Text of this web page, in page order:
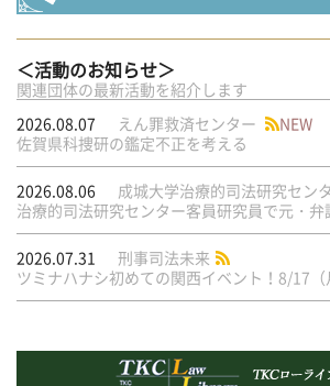
＜活動のお知らせ＞
関連団体の最新活動を紹介します
2026.08.07
えん罪救済センター
NEW
佐賀県科捜研の鑑定不正を考える
2026.08.06 成城大学治療的司法研究セン
2026.07.31
刑事司法未来
ツミナハナシ初めての関西イベント！8/17